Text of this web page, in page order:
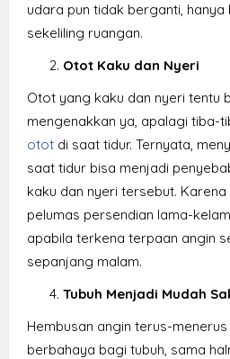
udara pun tidak berganti,
sekeliling ruangan.
Otot Kaku dan Nyeri
Otot yang kaku dan nyeri tentu
mengenakkan ya, apalagi tiba-
otot di saat tidur. Ternyata,
saat tidur bisa menjadi
kaku dan nyeri tersebut.
pelumas persendian lama-
apabila terkena terpaan angin
sepanjang malam.
Tubuh Menjadi Mudah
Hembusan angin terus-
berbahaya bagi tubuh, sama